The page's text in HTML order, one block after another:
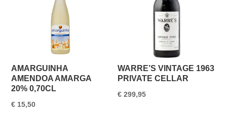
AMARGUINHA
AMENDOA AMARGA
20% 0,70CL
€ 15,50
WARRE’S VINTAGE 1963
PRIVATE CELLAR
€ 299,95